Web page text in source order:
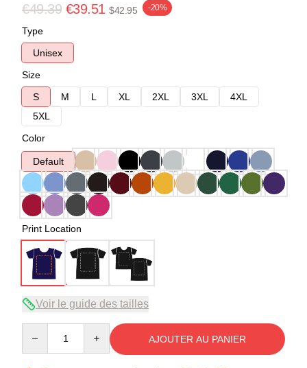
€49.39 €39.51 $42.95 -20%
Type
Unisex
Size
S
M L XL 2XL 3XL
4XL
5XL
Color
Default
Print Location
Voir le guide des tailles
AJOUTER AU PANIER